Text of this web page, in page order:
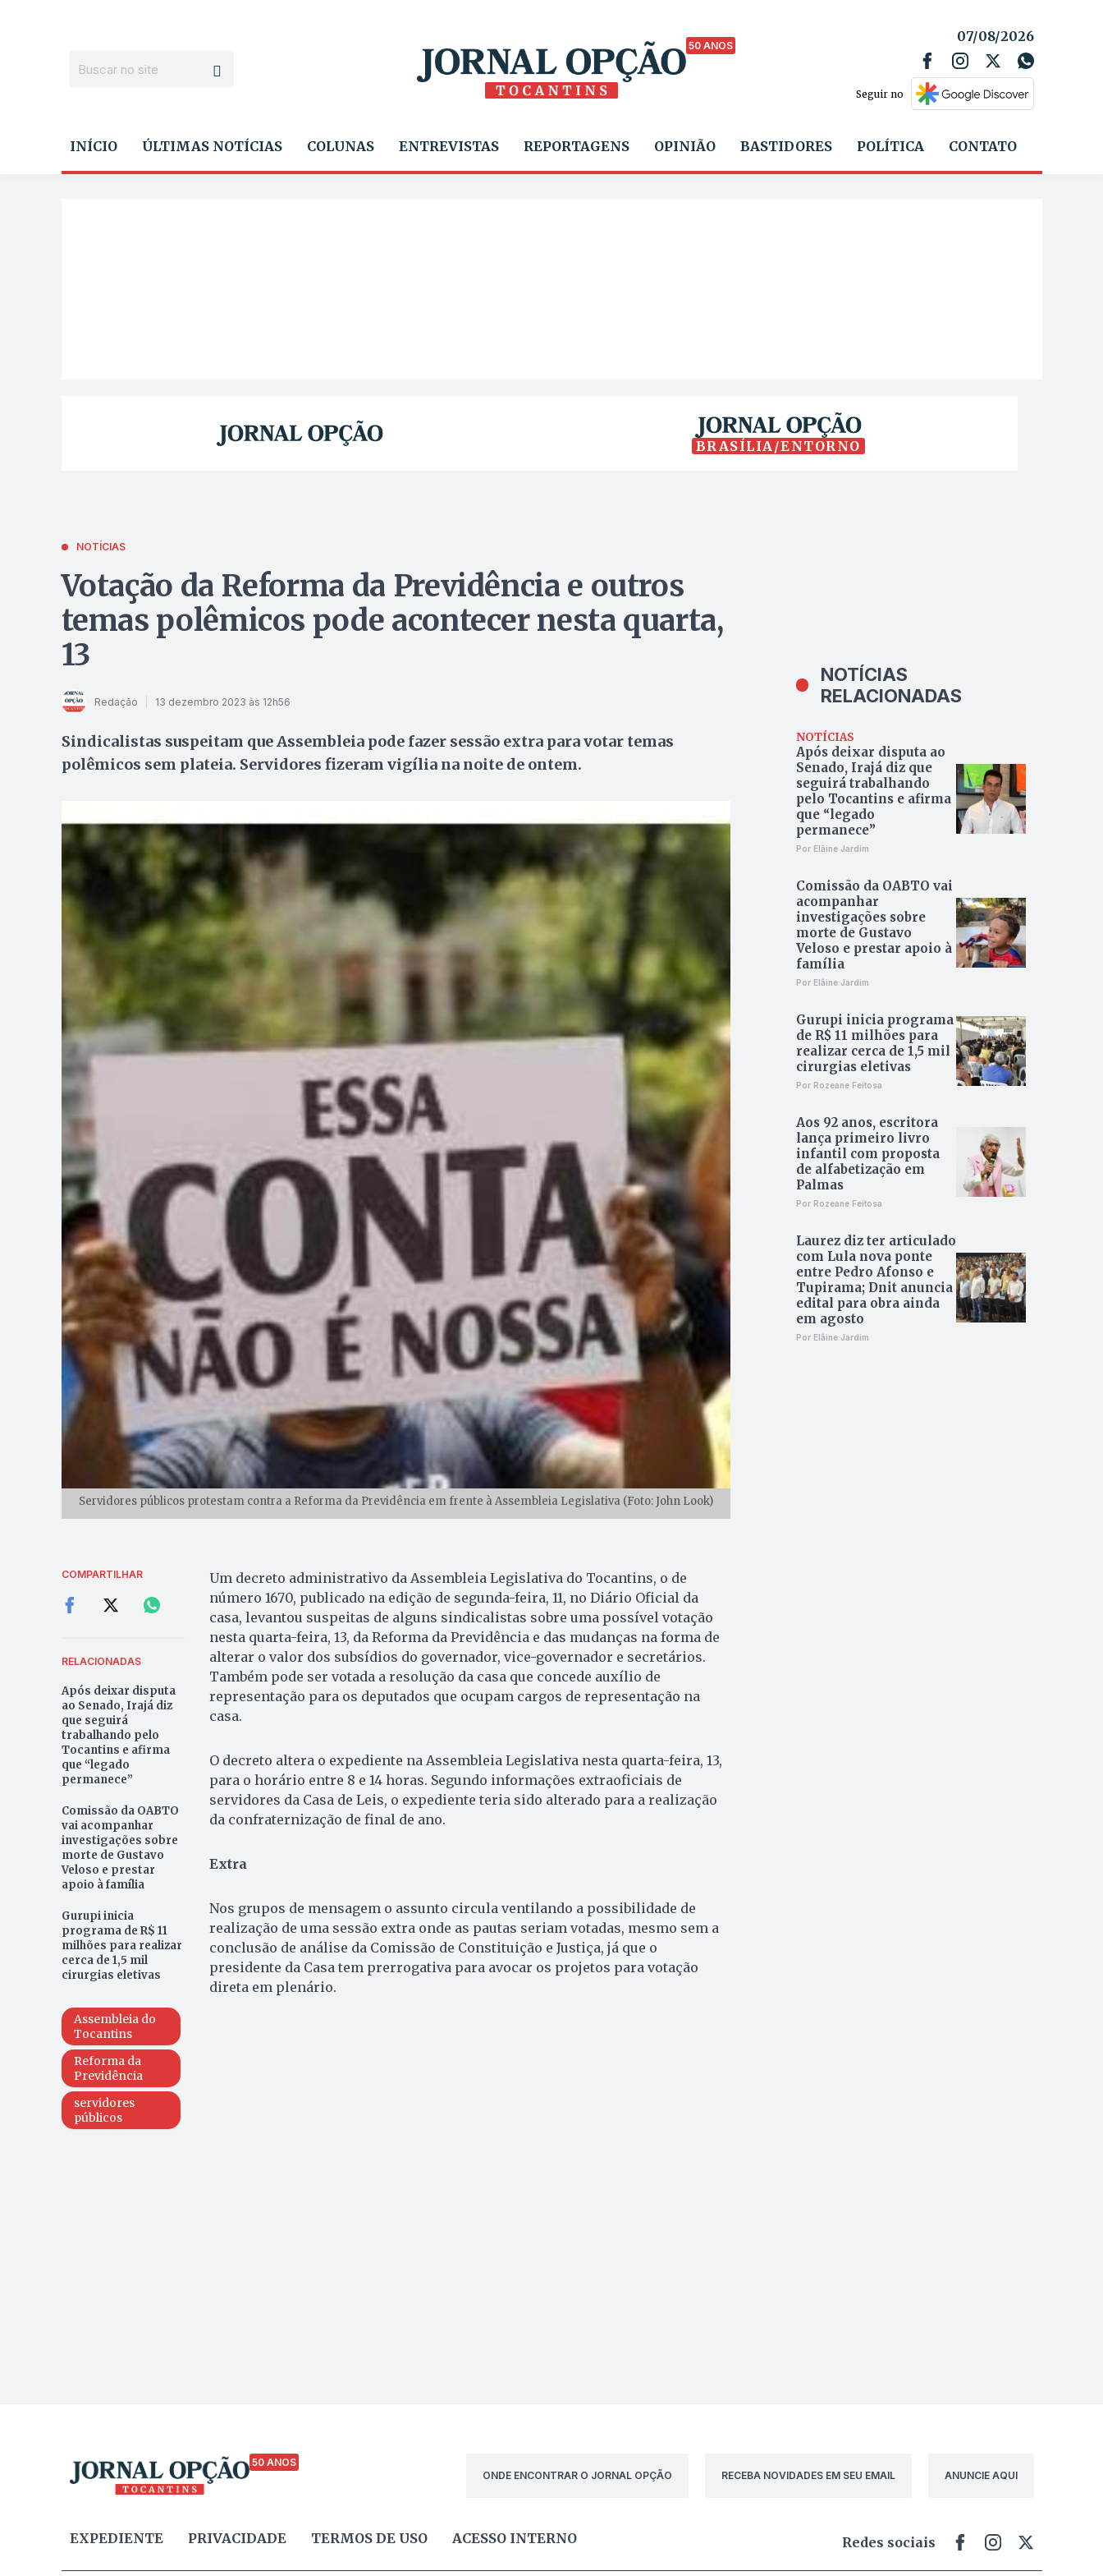
50 ANOS
07/08/2026
Seguir no
INÍCIO ÚLTIMAS NOTÍCIAS COLUNAS ENTREVISTAS REPORTAGENS OPINIÃO BASTIDORES POLÍTICA CONTATO
BRASÍLIA/ENTORNO
NOTÍCIAS
Votação da Reforma da Previdência e outros
temas polêmicos pode acontecer nesta quarta,
13
Redação 13 dezembro 2023 às 12h56
Sindicalistas suspeitam que Assembleia pode fazer sessão extra para votar temas
polêmicos sem plateia. Servidores fizeram vigília na noite de ontem.
Servidores públicos protestam contra a Reforma da Previdência em frente à Assembleia Legislativa (Foto: John Look)
COMPARTILHAR
RELACIONADAS
Após deixar disputa
ao Senado, Irajá diz
que seguirá
trabalhando pelo
Tocantins e afirma
que “legado
permanece”
Comissão da OABTO
vai acompanhar
investigações sobre
morte de Gustavo
Veloso e prestar
apoio à família
Gurupi inicia
programa de R$ 11
milhões para realizar
cerca de 1,5 mil
cirurgias eletivas
Assembleia do
Tocantins
Reforma da
Previdência
servidores
públicos
Um decreto administrativo da Assembleia Legislativa do Tocantins, o de
número 1670, publicado na edição de segunda-feira, 11, no Diário Oficial da
casa, levantou suspeitas de alguns sindicalistas sobre uma possível votação
nesta quarta-feira, 13, da Reforma da Previdência e das mudanças na forma de
alterar o valor dos subsídios do governador, vice-governador e secretários.
Também pode ser votada a resolução da casa que concede auxílio de
representação para os deputados que ocupam cargos de representação na
casa.
O decreto altera o expediente na Assembleia Legislativa nesta quarta-feira, 13,
para o horário entre 8 e 14 horas. Segundo informações extraoficiais de
servidores da Casa de Leis, o expediente teria sido alterado para a realização
da confraternização de final de ano.
Extra
Nos grupos de mensagem o assunto circula ventilando a possibilidade de
realização de uma sessão extra onde as pautas seriam votadas, mesmo sem a
conclusão de análise da Comissão de Constituição e Justiça, já que o
presidente da Casa tem prerrogativa para avocar os projetos para votação
direta em plenário.
NOTÍCIAS
RELACIONADAS
NOTÍCIAS
Após deixar disputa ao
Senado, Irajá diz que
seguirá trabalhando
pelo Tocantins e afirma
que “legado
permanece”
Por Elâine Jardim
Comissão da OABTO vai
acompanhar
investigações sobre
morte de Gustavo
Veloso e prestar apoio à
família
Por Elâine Jardim
Gurupi inicia programa
de R$ 11 milhões para
realizar cerca de 1,5 mil
cirurgias eletivas
Por Rozeane Feitosa
Aos 92 anos, escritora
lança primeiro livro
infantil com proposta
de alfabetização em
Palmas
Por Rozeane Feitosa
Laurez diz ter articulado
com Lula nova ponte
entre Pedro Afonso e
Tupirama; Dnit anuncia
edital para obra ainda
em agosto
Por Elâine Jardim
50 ANOS
ONDE ENCONTRAR O JORNAL OPÇÃO
RECEBA NOVIDADES EM SEU EMAIL ANUNCIE AQUI
EXPEDIENTE PRIVACIDADE TERMOS DE USO ACESSO INTERNO Redes sociais